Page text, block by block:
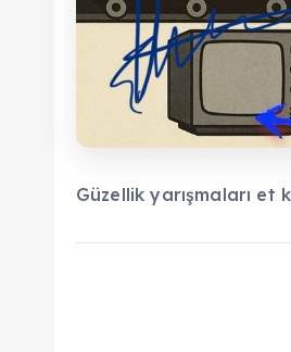
Güzellik yarışmaları et